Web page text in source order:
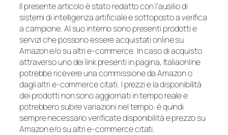
Il presente articolo è stato redatto con l’ausilio di
sistemi di intelligenza artificiale e sottoposto a verifica
a campione. Al suo interno sono presenti prodotti e
servizi che possono essere acquistati online su
Amazon e/o su altri e-commerce. In caso di acquisto
attraverso uno dei link presenti in pagina, Italiaonline
potrebbe ricevere una commissione da Amazon o
dagli altri e-commerce citati. I prezzi e la disponibilità
dei prodotti non sono aggiornati in tempo reale e
potrebbero subire variazioni nel tempo: è quindi
sempre necessario verificate disponibilità e prezzo su
Amazon e/o su altri e-commerce citati.